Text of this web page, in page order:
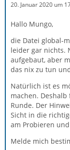
20. Januar 2020 um
Hallo Mungo,
die Datei global-
leider gar nichts.
aufgebaut, aber
das nix zu tun
Natürlich ist es
machen.
Runde. Der
Sicht in die
am Probieren
Melde mich